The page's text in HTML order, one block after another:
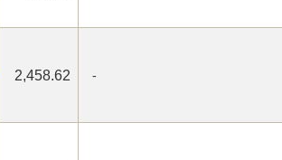
2,458.62 -